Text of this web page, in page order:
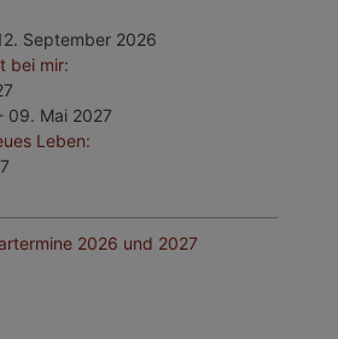
September 2026
bei mir:
09. Mai 2027
Leben:
2026 und 2027